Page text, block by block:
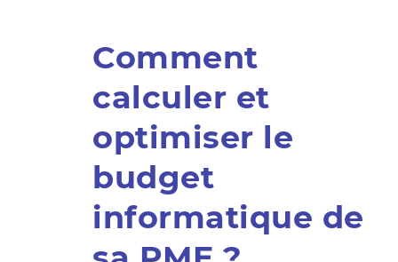
Comment
calculer et
optimiser le
budget
informatique de